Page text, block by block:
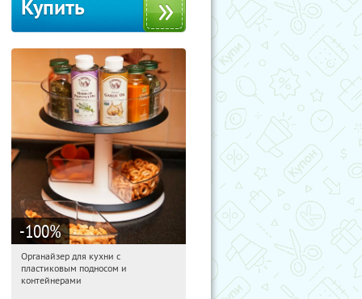
Купить
-100%
12:06:26 Получили:
Россия
Органайзер для кухни с
пластиковым подносом и
контейнерами